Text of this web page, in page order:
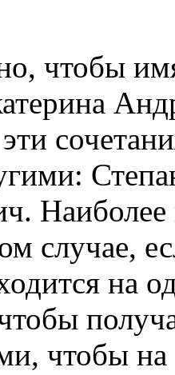
чтобы
случае,
на
чтобы на